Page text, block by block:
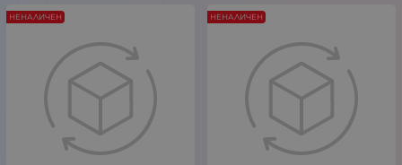
НЕНАЛИЧЕН НЕНАЛИЧЕН